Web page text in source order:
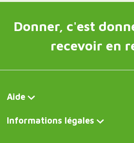
Donner, c'est
recevoir en
Aide
Informations légales